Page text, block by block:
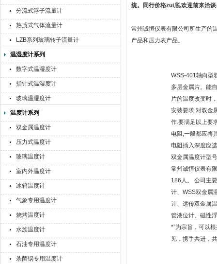
分流式浮子流量计
热质式气体流量计
LZB系列玻璃转子流量计
温湿度计系列
数字式温湿度计
指针式温湿度计
玻璃温湿度计
温度计系列
双金属温度计
压力式温度计
玻璃温度计
室内外温度计
冰箱温度计
气象专用温度计
烧烤温度计
水族温度计
石油专用温度计
杀菌锅专用温度计
统。同行价格zui底,欢迎前来洽
常州诚恒仪表有限公司所生产的
产品和压力表产品。
WSS-401轴向型
多层金属片。能
片的温度改变时
安装要求 对双金
作.要满足以上要
电阻,一般都应将
电阻插入深度应
双金属温度计型
常州诚恒仪表有
186人。 公司主
计、WSS双金属
计、远传双金属
管液位计、磁性
*”为宗旨，可以
见，携手共进，